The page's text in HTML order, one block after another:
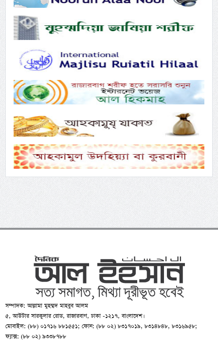
সম্পাদক: আল্লামা মুহম্মদ মাহবুব আলম
৫, আউটার সারকুলার রোড, রাজারবাগ, ঢাকা -১২১৭, বাংলাদেশ।
মোবাইল: (৮৮) ০১৭১৬ ৮৮১৫৫১; ফোন: (৮৮ ০২) ৮৩১৭০১৯, ৮৩১৪৮৪৮, ৮৩১৬৯৫৮;
ফ্যাক্স: (৮৮ ০২) ৯৩৩৮৭৮৮